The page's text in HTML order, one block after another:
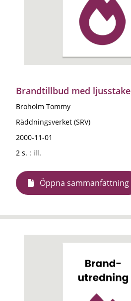
Brandtillbud med ljusstake
Broholm Tommy
Räddningsverket (SRV)
2000-11-01
2 s. : ill.
Öppna sammanfattning